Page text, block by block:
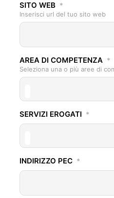
SITO WEB *
Inserisci url del tuo sito web
AREA DI COMPETENZA *
Seleziona una o più aree di
SERVIZI EROGATI *
INDIRIZZO PEC *